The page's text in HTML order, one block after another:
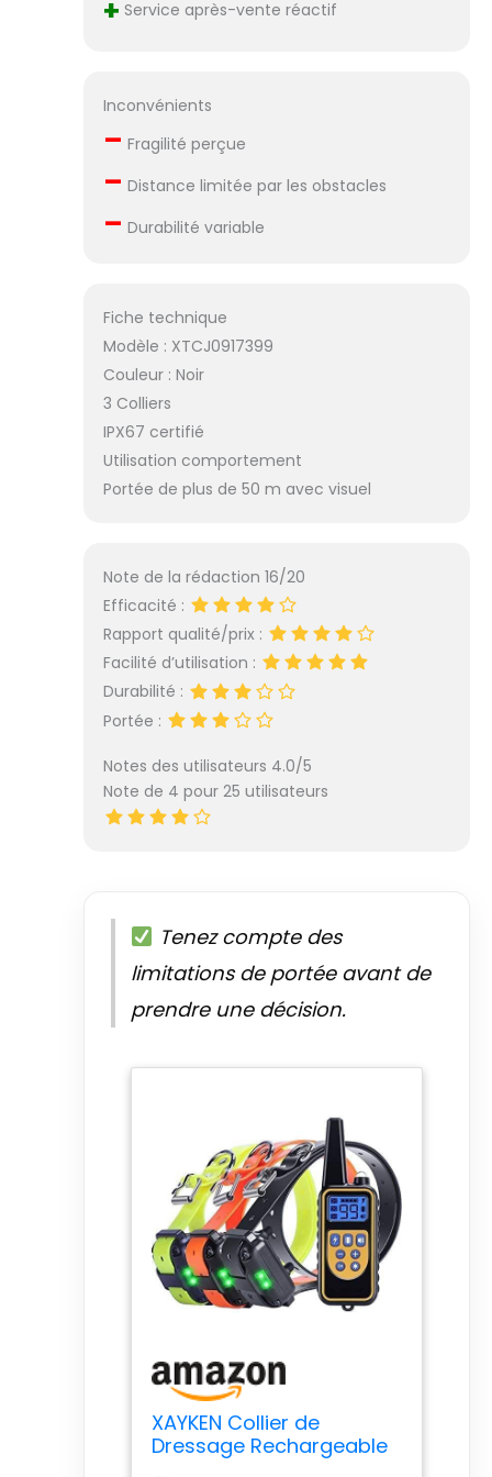
pour chiens est
automatique
pour chien est
qualité pour un
Confort Optimal
+ Service après-vente réactif
Inconvénients
– Fragilité perçue
– Distance limitée par les obstacles
– Durabilité variable
Fiche technique
Modèle : XTCJ0917399
Couleur : Noir
3 Colliers
IPX67 certifié
Utilisation comportement
Portée de plus de 50 m avec visuel
Note de la rédaction 16/20
Efficacité :
Rapport qualité/prix :
Facilité d’utilisation :
Durabilité :
Portée :
Notes des utilisateurs 4.0/5
Note de 4 pour 25 utilisateurs
Tenez compte des
limitations de portée avant de
prendre une décision.
XAYKEN Collier de
Dressage Rechargeable